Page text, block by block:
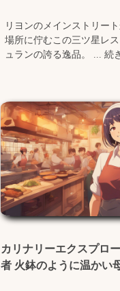
リヨンのメインストリー
場所に佇むこの三ツ星レ
ュランの誇る逸品。 ... 続
カリナリーエクスプロ
者 火鉢のように温かい